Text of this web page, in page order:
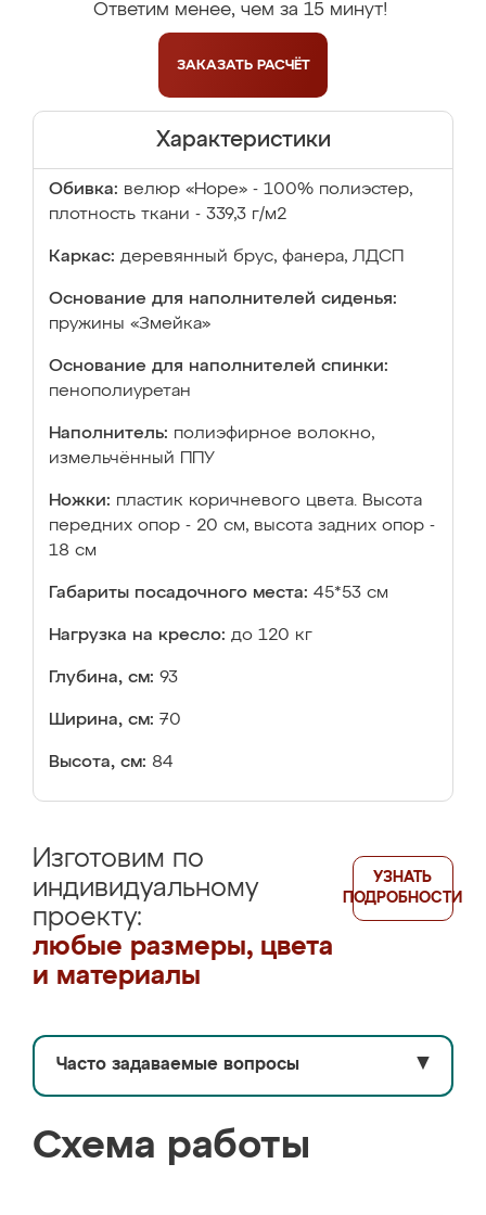
Ответим менее, чем за 15 минут!
ЗАКАЗАТЬ РАСЧЁТ
Характеристики
Обивка: велюр «Hope» - 100% полиэстер,
плотность ткани - 339,3 г/м2
Каркас: деревянный брус, фанера, ЛДСП
Основание для наполнителей сиденья:
пружины «Змейка»
Основание для наполнителей спинки:
пенополиуретан
Наполнитель: полиэфирное волокно,
измельчённый ППУ
Ножки: пластик коричневого цвета. Высота
передних опор - 20 см, высота задних опор -
18 см
Габариты посадочного места: 45*53 см
Нагрузка на кресло: до 120 кг
Глубина, см: 93
Ширина, см: 70
Высота, см: 84
Изготовим по
индивидуальному
проекту:
любые размеры, цвета
и материалы
УЗНАТЬ
ПОДРОБНОСТИ
Часто задаваемые вопросы ▼
Схема работы